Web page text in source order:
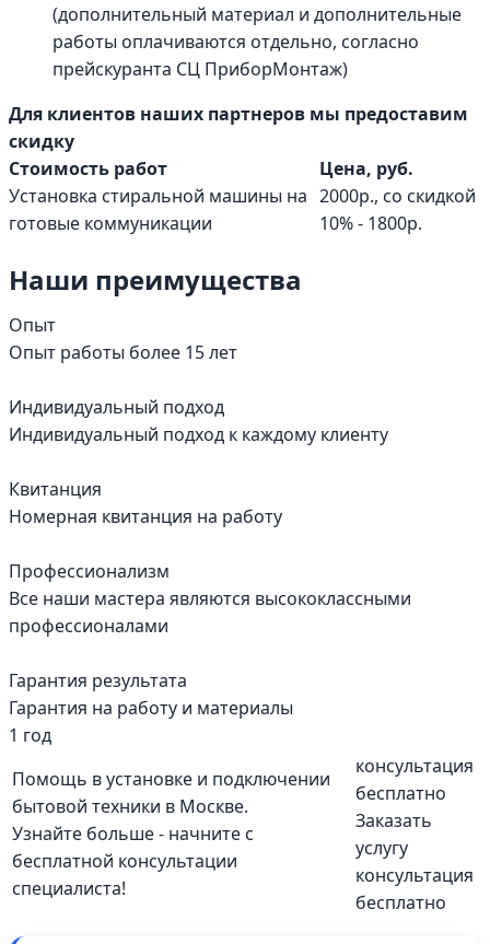
(дополнительный материал и дополнительные
работы оплачиваются отдельно, согласно
прейскуранта СЦ ПриборМонтаж)
Для клиентов наших партнеров мы предоставим
скидку
Стоимость работ
Цена, руб.
Установка стиральной машины на
готовые коммуникации
2000р., со скидкой
10% - 1800р.
Наши преимущества
Опыт
Опыт работы более 15 лет
Индивидуальный подход
Индивидуальный подход к каждому клиенту
Квитанция
Номерная квитанция на работу
Профессионализм
Все наши мастера являются высококлассными
профессионалами
Гарантия результата
Гарантия на работу и материалы
1 год
Помощь в установке и подключении
бытовой техники в Москве.
Узнайте больше - начните с
бесплатной консультации
специалиста!
консультация
бесплатно
Заказать
услугу
консультация
бесплатно